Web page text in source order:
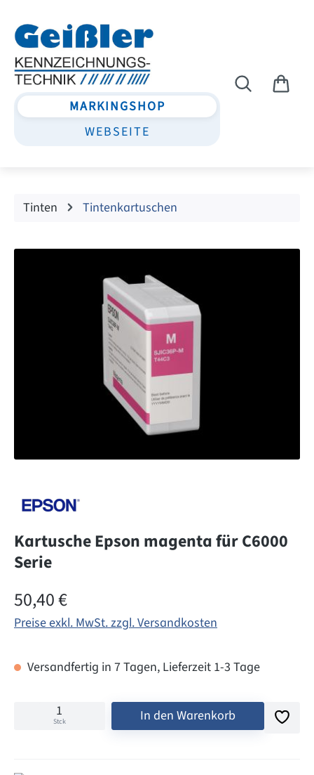
MARKINGSHOP
WEBSEITE
Tinten Tintenkartuschen
Kartusche Epson magenta für C6000
Serie
Regulärer Preis:
50,40 €
Preise exkl. MwSt. zzgl. Versandkosten
Versandfertig in 7 Tagen, Lieferzeit 1-3 Tage
Stck In den Warenkorb